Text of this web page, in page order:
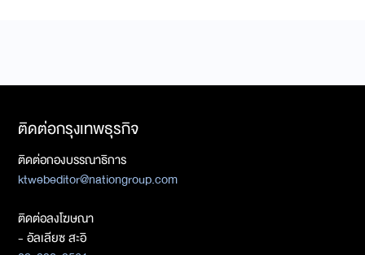
ติดต่อกรุงเทพธุรกิจ
ติดต่อกองบรรณาธิการ
ktwebeditor@nationgroup.com
ติดต่อลงโฆษณา
- อัลเลียซ สะอิ